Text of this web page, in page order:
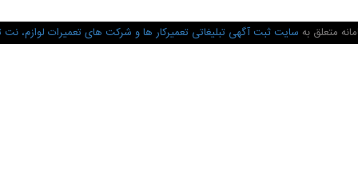
متعلق به سایت ثبت آگهی تبلیغاتی تعمیرکار ها و شرکت های تعمیرات لوازم، نت